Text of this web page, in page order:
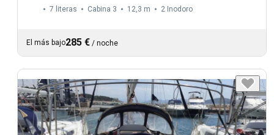
7 literas Cabina 3 12,3 m 2 Inodoro
El más bajo285 € / noche